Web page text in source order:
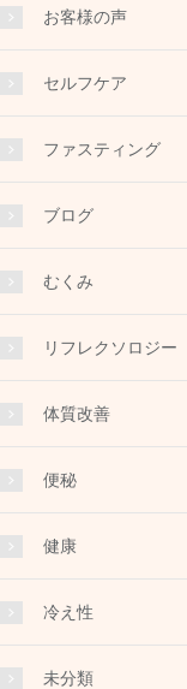
お客様の声
セルフケア
ファスティング
ブログ
むくみ
リフレクソロジー
体質改善
便秘
健康
冷え性
未分類